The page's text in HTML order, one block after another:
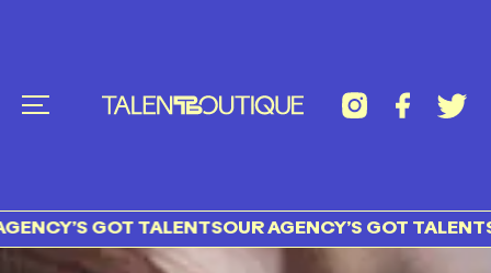
GOT TALENTSOUR AGENCY’S GOT TALENTS OUR